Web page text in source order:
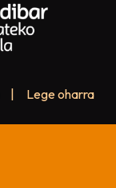
Lege oharra